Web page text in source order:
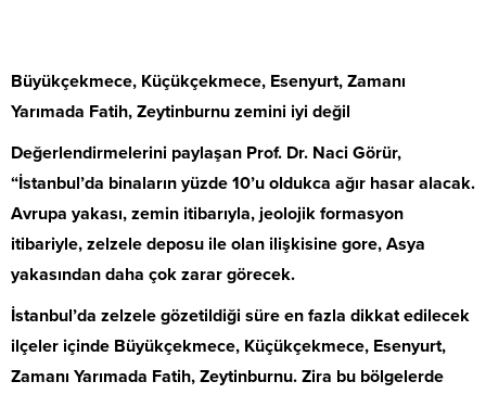
Büyükçekmece, Küçükçekmece, Esenyurt, Zamanı
Yarımada Fatih, Zeytinburnu zemini iyi değil
Değerlendirmelerini paylaşan Prof. Dr. Naci Görür,
“İstanbul’da binaların yüzde 10’u oldukca ağır hasar alacak.
Avrupa yakası, zemin itibarıyla, jeolojik formasyon
itibariyle, zelzele deposu ile olan ilişkisine gore, Asya
yakasından daha çok zarar görecek.
İstanbul’da zelzele gözetildiği süre en fazla dikkat edilecek
ilçeler içinde Büyükçekmece, Küçükçekmece, Esenyurt,
Zamanı Yarımada Fatih, Zeytinburnu. Zira bu bölgelerde